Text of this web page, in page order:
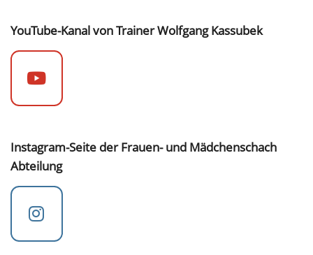
YouTube-Kanal von Trainer Wolfgang Kassubek
Instagram-Seite der Frauen- und Mädchenschach
Abteilung